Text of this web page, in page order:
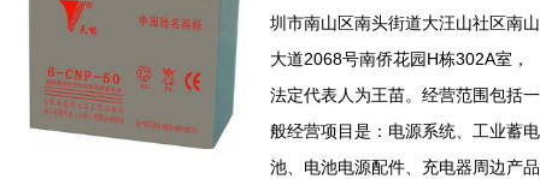
圳市南山区南头街道大汪山社区南山
大道2068号南侨花园H栋302A室，
法定代表人为王苗。经营范围包括一
般经营项目是：电源系统、工业蓄电
池、电池电源配件、充电器周边产品